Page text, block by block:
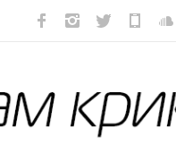
А ещё борода Отсюда